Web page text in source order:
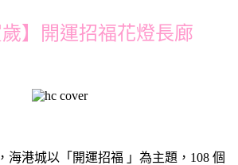
歲】開運招福花燈長廊
海港城以「開運招福 」為主題，108 個